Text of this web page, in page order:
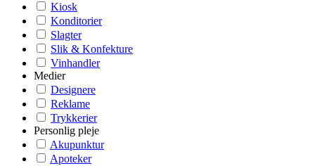
Kiosk
Konditorier
Slagter
Slik & Konfekture
Vinhandler
Medier
Designere
Reklame
Trykkerier
Personlig pleje
Akupunktur
Apoteker